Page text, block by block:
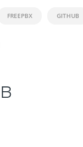
FREEPBX GITHUB